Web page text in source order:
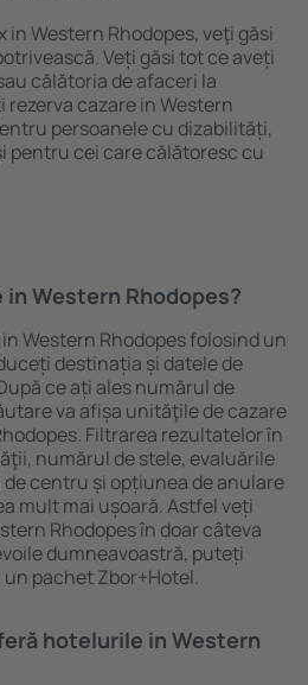
in Western Rhodopes, veţi găsi
Veți găsi tot ce aveți
călătoria de afaceri la
cazare in Western
persoanele cu dizabilități,
pentru cei care călătoresc cu
in Western Rhodopes?
Western Rhodopes folosind un
destinația și datele de
ce ați ales numărul de
va afișa unităţile de cazare
Filtrarea rezultatelor în
numărul de stele, evaluările
centru și opțiunea de anulare
mult mai ușoară. Astfel veți
Rhodopes în doar câteva
dumneavoastră, puteți
pachet Zbor+Hotel.
hotelurile in Western